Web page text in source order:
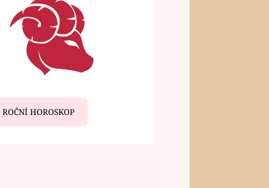
ROČNÍ HOROSKOP